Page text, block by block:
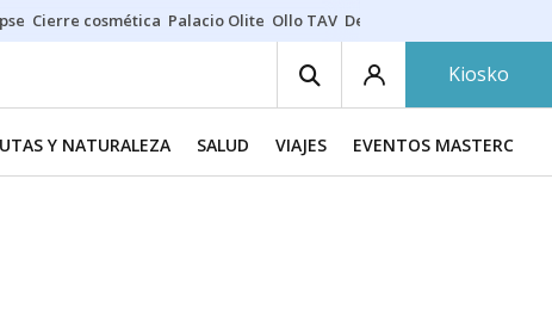
Cierre cosmética Palacio Olite Ollo TAV Derrama vecinos
Kiosko
Y NATURALEZA SALUD VIAJES EVENTOS MASTERCHEF